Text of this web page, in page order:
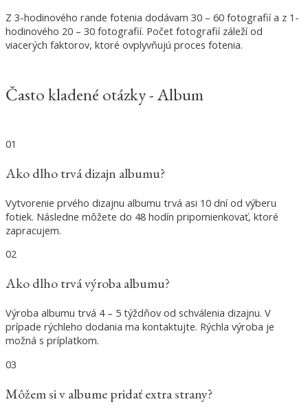
Z 3-hodinového rande fotenia dodávam 30 – 60 fotografií a z 1-
hodinového 20 – 30 fotografií. Počet fotografií záleží od
viacerých faktorov, ktoré ovplyvňujú proces fotenia.
Často kladené otázky - Album
01
Ako dlho trvá dizajn albumu?
Vytvorenie prvého dizajnu albumu trvá asi 10 dní od výberu
fotiek. Následne môžete do 48 hodín pripomienkovať, ktoré
zapracujem.
02
Ako dlho trvá výroba albumu?
Výroba albumu trvá 4 – 5 týždňov od schválenia dizajnu. V
prípade rýchleho dodania ma kontaktujte. Rýchla výroba je
možná s príplatkom.
03
Môžem si v albume pridať extra strany?